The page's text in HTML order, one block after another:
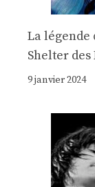
La
Shelter
9 janvier 2024